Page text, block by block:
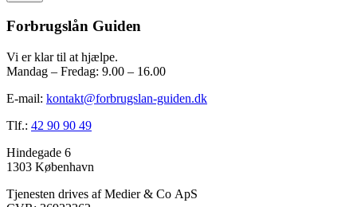
Forbrugslån Guiden
Vi er klar til at hjælpe.
Mandag – Fredag: 9.00 – 16.00
E-mail: kontakt@forbrugslan-guiden.dk
Tlf.: 42 90 90 49
Hindegade 6
1303 København
Tjenesten drives af Medier & Co ApS